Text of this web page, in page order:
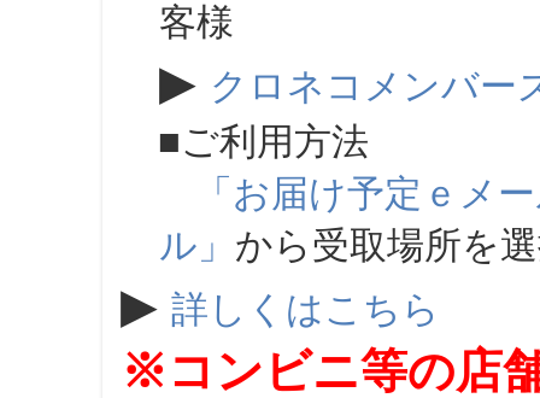
客様
▶ クロネコメンバー
■ご利用方法
「お届け予定ｅメ
ル」 から受取場所を
▶ 詳しくはこちら
※コンビニ等の店